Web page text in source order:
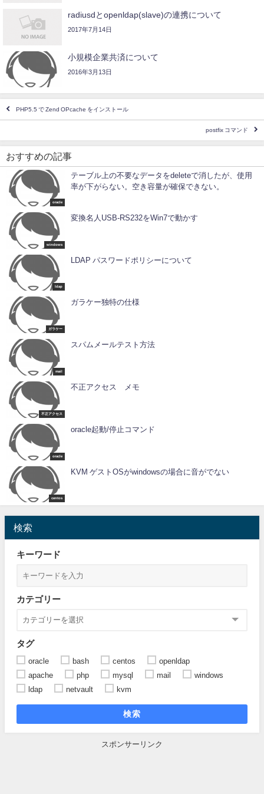
radiusdとopenldap(slave)の連携について
2017年7月14日
小規模企業共済について
2016年3月13日
PHP5.5 で Zend OPcache をインストール
postfix コマンド
おすすめの記事
oracle
テーブル上の不要なデータをdeleteで消したが、使用
率が下がらない。空き容量が確保できない。
windows
変換名人USB-RS232をWin7で動かす
ldap
LDAP パスワードポリシーについて
ガラケー
ガラケー独特の仕様
mail
スパムメールテスト方法
不正アクセス
不正アクセス メモ
oracle
oracle起動/停止コマンド
centos
KVM ゲストOSがwindowsの場合に音がでない
検索
キーワード
カテゴリー
タグ
oracle bash centos
openldap
apache
php mysql mail
windows
ldap
netvault kvm
検索
スポンサーリンク